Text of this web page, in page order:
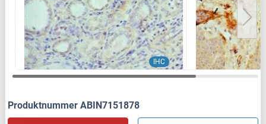
IHC
Produktnummer ABIN7151878